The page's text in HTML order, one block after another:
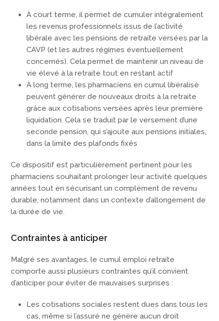
À court terme, il permet de cumuler intégralement
les revenus professionnels issus de l’activité
libérale avec les pensions de retraite versées par la
CAVP (et les autres régimes éventuellement
concernés). Cela permet de maintenir un niveau de
vie élevé à la retraite tout en restant actif
À long terme, les pharmaciens en cumul libéralisé
peuvent générer de nouveaux droits à la retraite
grâce aux cotisations versées après leur première
liquidation. Cela se traduit par le versement d’une
seconde pension, qui s’ajoute aux pensions initiales,
dans la limite des plafonds fixés
Ce dispositif est particulièrement pertinent pour les
pharmaciens souhaitant prolonger leur activité quelques
années tout en sécurisant un complément de revenu
durable, notamment dans un contexte d’allongement de
la durée de vie.
Contraintes à anticiper
Malgré ses avantages, le cumul emploi retraite
comporte aussi plusieurs contraintes qu’il convient
d’anticiper pour éviter de mauvaises surprises :
Les cotisations sociales restent dues dans tous les
cas, même si l’assuré ne génère aucun droit